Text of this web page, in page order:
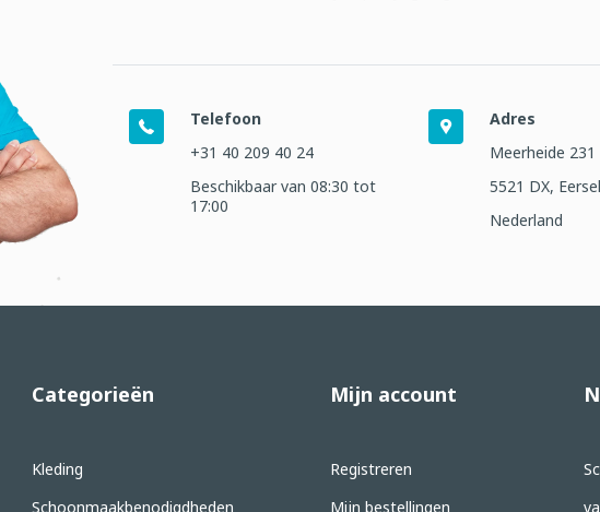
Telefoon
+31 40 209 40 24
Beschikbaar van 08:30 tot
17:00
Adres
Meerheide 231
5521 DX, Eersel
Nederland
Categorieën
Kleding
Schoonmaakbenodigdheden
Mijn account
Registreren
Mijn bestellingen